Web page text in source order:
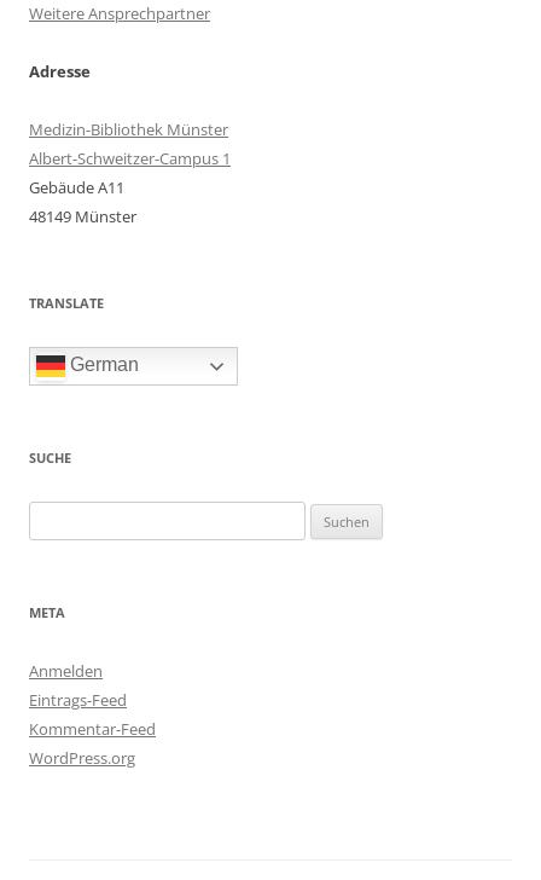
Weitere Ansprechpartner
Adresse
Medizin-Bibliothek Münster
Albert-Schweitzer-Campus 1
Gebäude A11
48149 Münster
TRANSLATE
German
SUCHE
nach:
META
Anmelden
Eintrags-Feed
Kommentar-Feed
WordPress.org